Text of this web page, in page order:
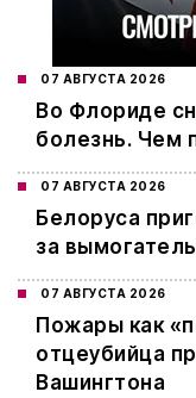
07 АВГУСТА 2026
Во Флориде
болезнь. Чем
07 АВГУСТА 2026
Белоруса
за
07 АВГУСТА 2026
Пожары как
отцеубийца
Вашингтона